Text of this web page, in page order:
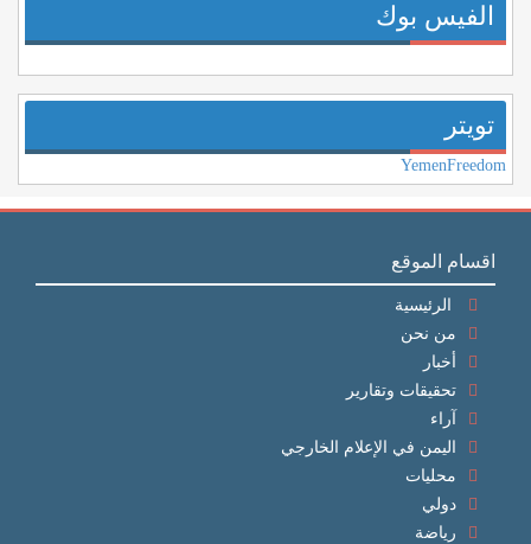
الفيس بوك
تويتر
YemenFreedom
اقسام الموقع
الرئيسية
من نحن
أخبار
تحقيقات وتقارير
آراء
اليمن في الإعلام الخارجي
محليات
دولي
رياضة